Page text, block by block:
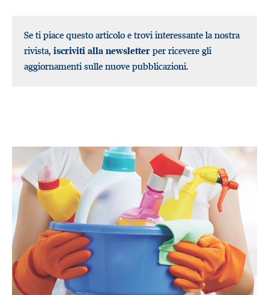
Se ti piace questo articolo e trovi interessante la nostra
rivista, iscriviti alla newsletter per ricevere gli
aggiornamenti sulle nuove pubblicazioni.